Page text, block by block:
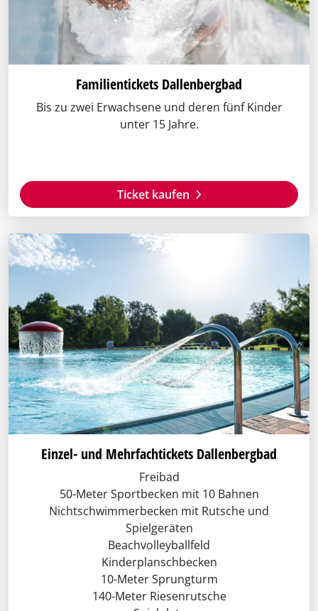
Familientickets Dallenbergbad
Bis zu zwei Erwachsene und deren fünf Kinder
unter 15 Jahre.
Ticket kaufen
Einzel- und Mehrfachtickets Dallenbergbad
Freibad
50-Meter Sportbecken mit 10 Bahnen
Nichtschwimmerbecken mit Rutsche und
Spielgeräten
Beachvolleyballfeld
Kinderplanschbecken
10-Meter Sprungturm
140-Meter Riesenrutsche